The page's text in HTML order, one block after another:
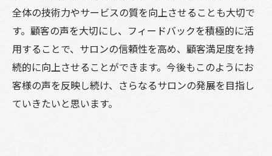
全体の技術力やサービスの質を向上させることも大切で
す。顧客の声を大切にし、フィードバックを積極的に活
用することで、サロンの信頼性を高め、顧客満足度を持
続的に向上させることができます。今後もこのようにお
客様の声を反映し続け、さらなるサロンの発展を目指し
ていきたいと思います。